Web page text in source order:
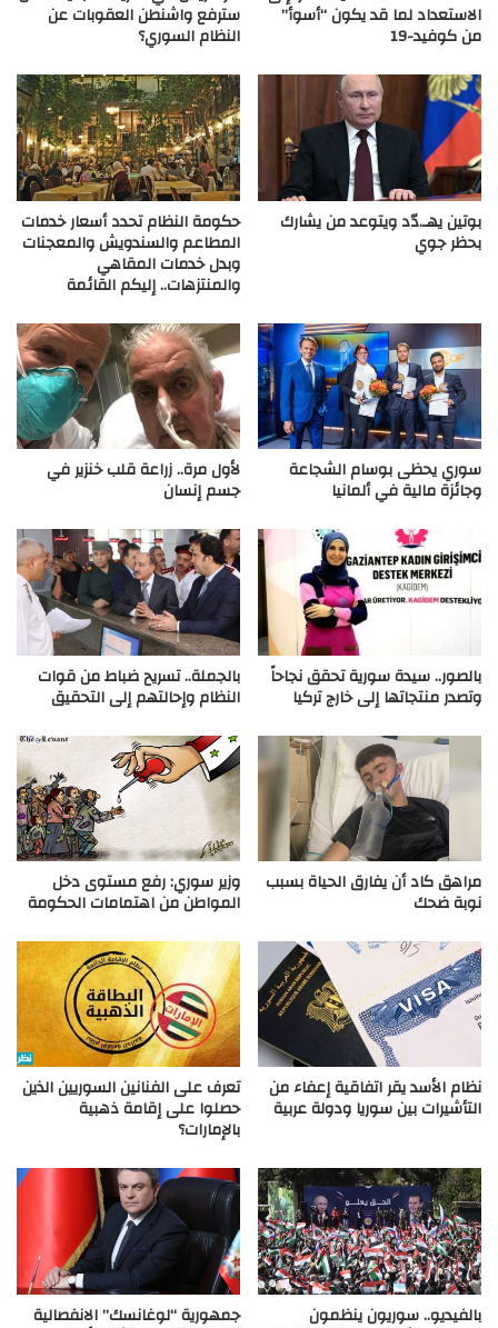
الاستعداد لما قد يكون “أسوأ”
من كوفيد-19
سترفع واشنطن العقوبات عن
النظام السوري؟
بوتين يهـ.دّد ويتوعد من يشارك
بحظر جوي
حكومة النظام تحدد أسعار خدمات
المطاعم والسندويش والمعجنات
وبدل خدمات المقاهي
والمنتزهات.. إليكم القائمة
سوري يحظى بوسام الشجاعة
وجائزة مالية في ألمانيا
لأول مرة.. زراعة قلب خنزير في
جسم إنسان
بالصور.. سيدة سورية تحقق نجاحاً
وتصدر منتجاتها إلى خارج تركيا
بالجملة.. تسريح ضباط من قوات
النظام وإحالتهم إلى التحقيق
مراهق كاد أن يفارق الحياة بسبب
نوبة ضحك
وزير سوري: رفع مستوى دخل
المواطن من اهتمامات الحكومة
نظام الأسد يقر اتفاقية إعفاء من
التأشيرات بين سوريا ودولة عربية
تعرف على الفنانين السوريين الذين
حصلوا على إقامة ذهبية
بالإمارات؟
بالفيديو.. سوريون ينظمون جمهورية “لوغانسك” الانفصالية